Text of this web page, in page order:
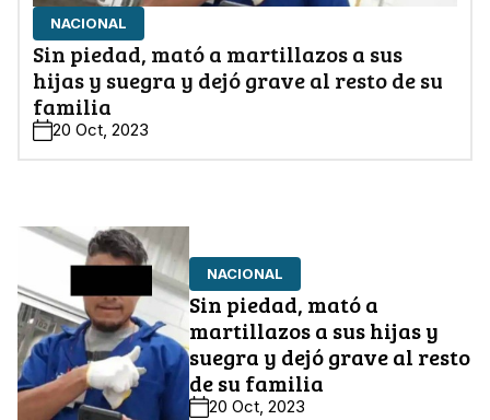
NACIONAL
Sin piedad, mató a martillazos a sus
hijas y suegra y dejó grave al resto de su
familia
20 Oct, 2023
NACIONAL
Sin piedad, mató a
martillazos a sus hijas y
suegra y dejó grave al resto
de su familia
20 Oct, 2023